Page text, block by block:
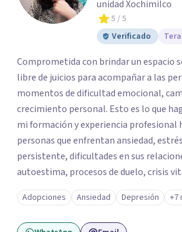
unidad Xochimilco
5 / 5
Verificado
Comprometida con brindar un espacio
libre de juicios para acompañar a las
momentos de dificultad emocional,
crecimiento personal. Esto es lo que hago. A lo
mi formación y experiencia profesional
personas que enfrentan ansiedad,
persistente, dificultades en sus
autoestima, procesos de duelo, crisis
relacionados con la adaptación a nuevas
Mi enfoque se basa en la escucha
la historia de cada persona y el trabajo
Adopciones Ansiedad Depresión +7